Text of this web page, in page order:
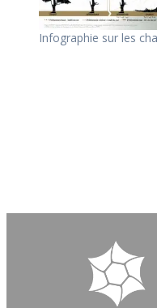
Infographie sur les